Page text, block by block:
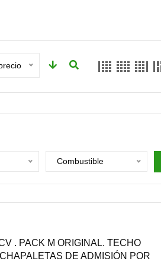
Combustible
. PACK M ORIGINAL. TECHO
DE ADMISIÓN POR